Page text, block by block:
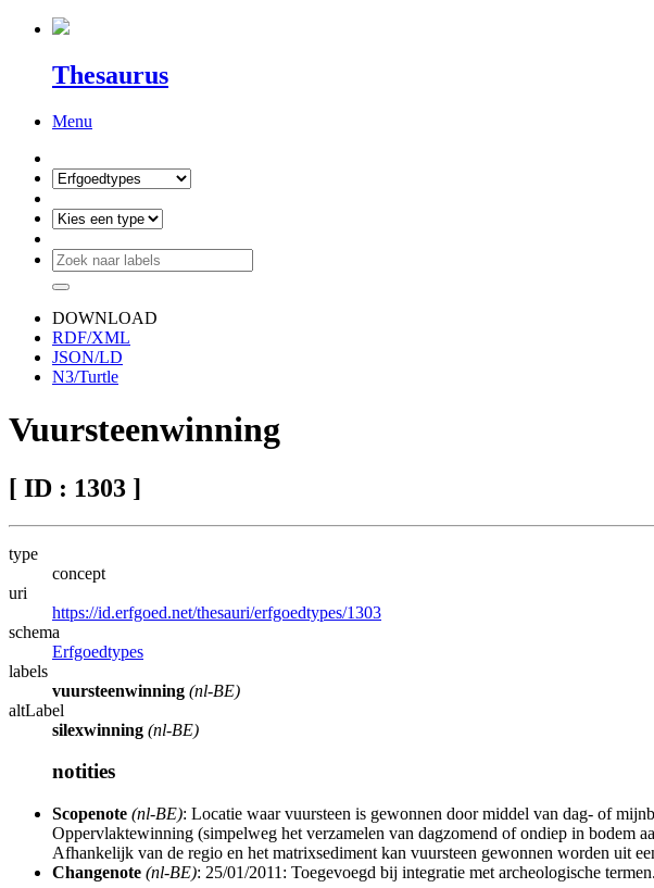
Thesaurus
Menu
DOWNLOAD
RDF/XML
JSON/LD
N3/Turtle
Vuursteenwinning
[ ID : 1303 ]
type
concept
uri
https://id.erfgoed.net/thesauri/erfgoedtypes/1303
schema
Erfgoedtypes
labels
vuursteenwinning (nl-BE)
altLabel
silexwinning (nl-BE)
notities
Scopenote (nl-BE): Locatie waar vuursteen is gewonnen door middel van dag- of
Oppervlaktewinning (simpelweg het verzamelen van dagzomend of ondiep in bodem
Afhankelijk van de regio en het matrixsediment kan vuursteen gewonnen worden uit
Changenote (nl-BE): 25/01/2011: Toegevoegd bij integratie met archeologische termen.